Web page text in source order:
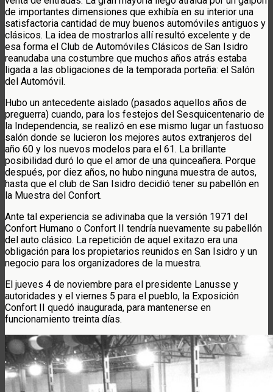
de importantes dimensiones que exhibía en su interior una
satisfactoria cantidad de muy buenos automóviles antiguos y
clásicos. La idea de mostrarlos allí resultó excelente y de
esa forma el Club de Automóviles Clásicos de San Isidro
reanudaba una costumbre que muchos años atrás estaba
ligada a las obligaciones de la temporada porteña: el Salón
del Automóvil.
Hubo un antecedente aislado (pasados aquellos años de
preguerra) cuando, para los festejos del Sesquicentenario de
la Independencia, se realizó en ese mismo lugar un fastuoso
salón donde se lucieron los mejores autos extranjeros del
año 60 y los nuevos modelos para el 61. La brillante
posibilidad duró lo que el amor de una quinceañera. Porque
después, por diez años, no hubo ninguna muestra de autos,
hasta que el club de San Isidro decidió tener su pabellón en
la Muestra del Confort.
Ante tal experiencia se adivinaba que la versión 1971 del
Confort Humano o Confort II tendría nuevamente su pabellón
del auto clásico. La repetición de aquel exitazo era una
obligación para los propietarios reunidos en San Isidro y un
negocio para los organizadores de la muestra.
El jueves 4 de noviembre para el presidente Lanusse y
autoridades y el viernes 5 para el pueblo, la Exposición
Confort II quedó inaugurada, para mantenerse en
funcionamiento treinta días.